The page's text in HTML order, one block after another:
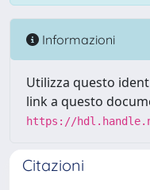
Informazioni
Utilizza questo
link a questo
https://
Citazioni